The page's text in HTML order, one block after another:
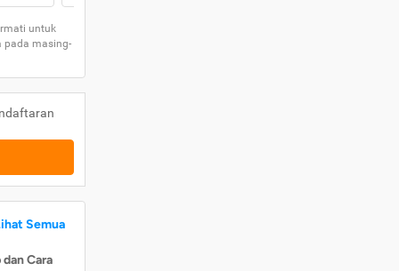
untuk
pada masing-
Semua
Cara